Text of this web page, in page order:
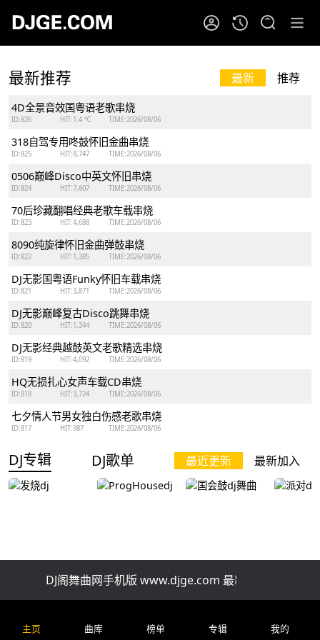
最新推荐 最新 推荐
4D全景音效国粤语老歌串烧
ID:826 HIT:1.4 ℃ TIME:2026/08/06
318自驾专用咚鼓怀旧金曲串烧
ID:825 HIT:8,747 TIME:2026/08/06
0506巅峰Disco中英文怀旧串烧
ID:824 HIT:7,607 TIME:2026/08/06
70后珍藏翻唱经典老歌车载串烧
ID:823 HIT:4,688 TIME:2026/08/06
8090纯旋律怀旧金曲弹鼓串烧
ID:822 HIT:1,385 TIME:2026/08/06
DJ无影国粤语Funky怀旧车载串烧
ID:821 HIT:3,871 TIME:2026/08/06
DJ无影巅峰复古Disco跳舞串烧
ID:820 HIT:1,344 TIME:2026/08/06
DJ无影经典越鼓英文老歌精选串烧
ID:819 HIT:4,092 TIME:2026/08/06
HQ无损扎心女声车载CD串烧
ID:818 HIT:3,724 TIME:2026/08/06
七夕情人节男女独白伤感老歌串烧
ID:817 HIT:987 TIME:2026/08/06
DJ专辑 DJ歌单 最近更新 最新加入
排行榜 精品串烧 慢歌串烧 酒吧串烧 车
全网上头改编新歌一小时自驾连贯车载串烧
DJ阁舞曲网手机版 www.djge.com 最新好听免费下载
主页 曲库 榜单 专辑 我的